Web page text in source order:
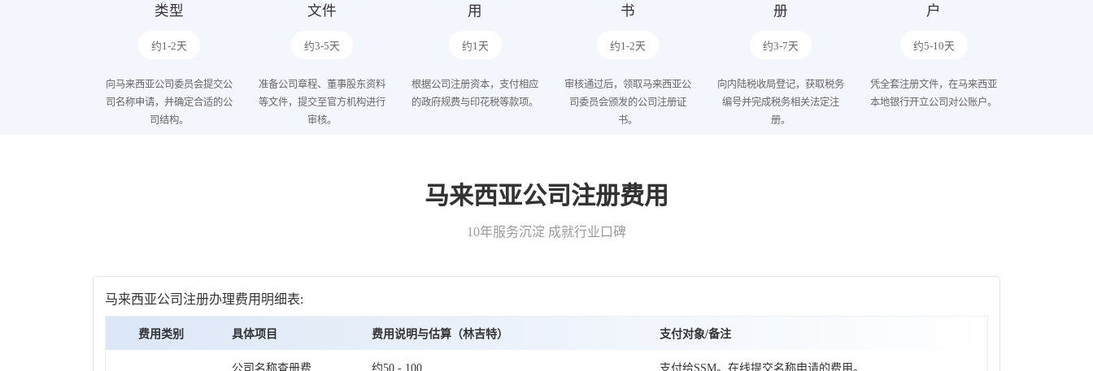
类型
约1-2天
向马来西亚公司委员会提交公
司名称申请，并确定合适的公
司结构。
文件
约3-5天
准备公司章程、董事股东资料
等文件，提交至官方机构进行
审核。
用
约1天
根据公司注册资本，支付相应
的政府规费与印花税等款项。
书
约1-2天
审核通过后，领取马来西亚公
司委员会颁发的公司注册证
书。
册
约3-7天
向内陆税收局登记，获取税务
编号并完成税务相关法定注
册。
户
约5-10天
凭全套注册文件，在马来西亚
本地银行开立公司对公账户。
马来西亚公司注册费用
10年服务沉淀 成就行业口碑
马来西亚公司注册办理费用明细表:
费用类别 具体项目 费用说明与估算（林吉特） 支付对象/备注
公司名称查册费 约50 - 100 支付给SSM。在线提交名称申请的费用。